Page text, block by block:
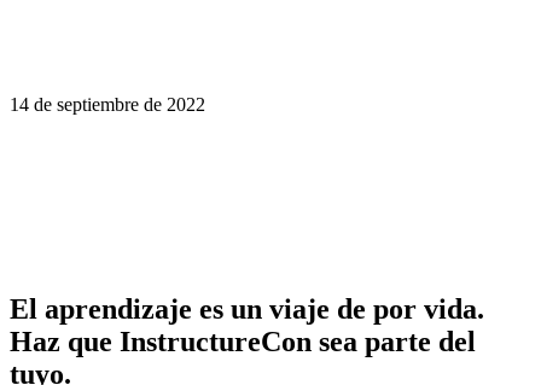
14 de septiembre de 2022
El aprendizaje es un viaje de por vida.
Haz que InstructureCon sea parte del
tuyo.